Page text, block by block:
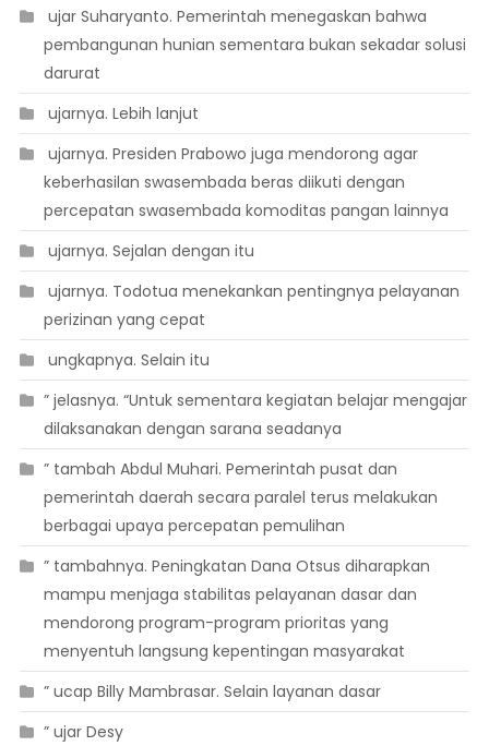
 ujar Suharyanto. Pemerintah menegaskan bahwa
pembangunan hunian sementara bukan sekadar solusi
darurat
 ujarnya. Lebih lanjut
 ujarnya. Presiden Prabowo juga mendorong agar
keberhasilan swasembada beras diikuti dengan
percepatan swasembada komoditas pangan lainnya
 ujarnya. Sejalan dengan itu
 ujarnya. Todotua menekankan pentingnya pelayanan
perizinan yang cepat
 ungkapnya. Selain itu
” jelasnya. “Untuk sementara kegiatan belajar mengajar
dilaksanakan dengan sarana seadanya
” tambah Abdul Muhari. Pemerintah pusat dan
pemerintah daerah secara paralel terus melakukan
berbagai upaya percepatan pemulihan
” tambahnya. Peningkatan Dana Otsus diharapkan
mampu menjaga stabilitas pelayanan dasar dan
mendorong program-program prioritas yang
menyentuh langsung kepentingan masyarakat
” ucap Billy Mambrasar. Selain layanan dasar
” ujar Desy